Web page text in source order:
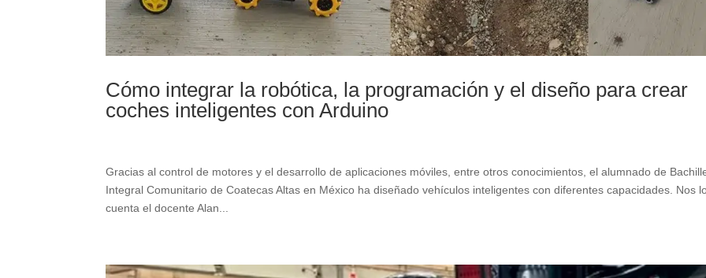
Cómo integrar la robótica, la programación y el diseño para crear
coches inteligentes con Arduino
Gracias al control de motores y el desarrollo de aplicaciones móviles, entre otros conocimientos, el alumnado de
Integral Comunitario de Coatecas Altas en México ha diseñado vehículos inteligentes con diferentes capacidades. Nos
cuenta el docente Alan...